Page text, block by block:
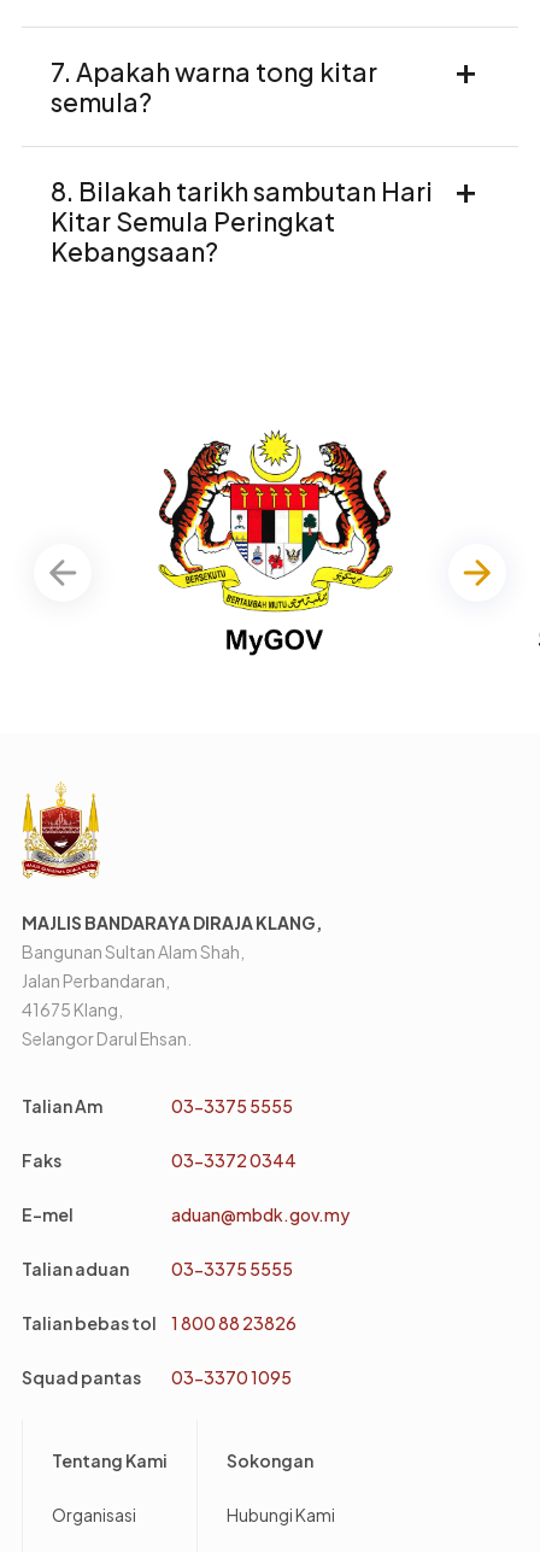
7. Apakah warna tong kitar
semula?
8. Bilakah tarikh sambutan Hari
Kitar Semula Peringkat
Kebangsaan?
MAJLIS BANDARAYA DIRAJA KLANG,
Bangunan Sultan Alam Shah,
Jalan Perbandaran,
41675 Klang,
Selangor Darul Ehsan.
Talian Am 03-3375 5555
Faks 03-3372 0344
E-mel aduan@mbdk.gov.my
Talian aduan 03-3375 5555
Talian bebas tol 1 800 88 23826
Squad pantas 03-3370 1095
Tentang Kami
Organisasi
Sokongan
Hubungi Kami